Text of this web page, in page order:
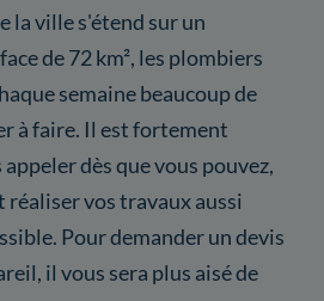
la ville s'étend sur un
de 72 km², les plombiers
semaine beaucoup de
à faire. Il est fortement
dès que vous pouvez,
vos travaux aussi
Pour demander un devis
il vous sera plus aisé de